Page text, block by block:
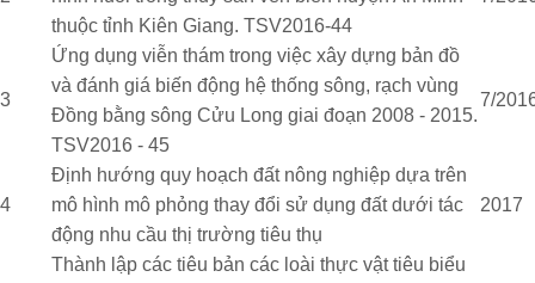
thuộc tỉnh Kiên Giang. TSV2016-44
3
Ứng dụng viễn thám trong việc xây dựng bản đồ
và đánh giá biến động hệ thống sông, rạch vùng
Đồng bằng sông Cửu Long giai đoạn 2008 - 2015.
TSV2016 - 45
7/
4
Định hướng quy hoạch đất nông nghiệp dựa trên
mô hình mô phỏng thay đổi sử dụng đất dưới tác
động nhu cầu thị trường tiêu thụ
2017
Thành lập các tiêu bản các loài thực vật tiêu biểu